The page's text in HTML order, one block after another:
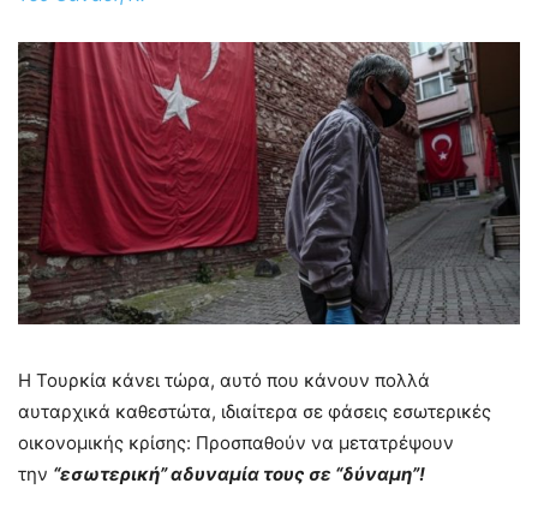
Η Τουρκία κάνει τώρα, αυτό που κάνουν πολλά
αυταρχικά καθεστώτα, ιδιαίτερα σε φάσεις εσωτερικές
οικονομικής κρίσης: Προσπαθούν να μετατρέψουν
την “εσωτερική” αδυναμία τους σε “δύναμη”!